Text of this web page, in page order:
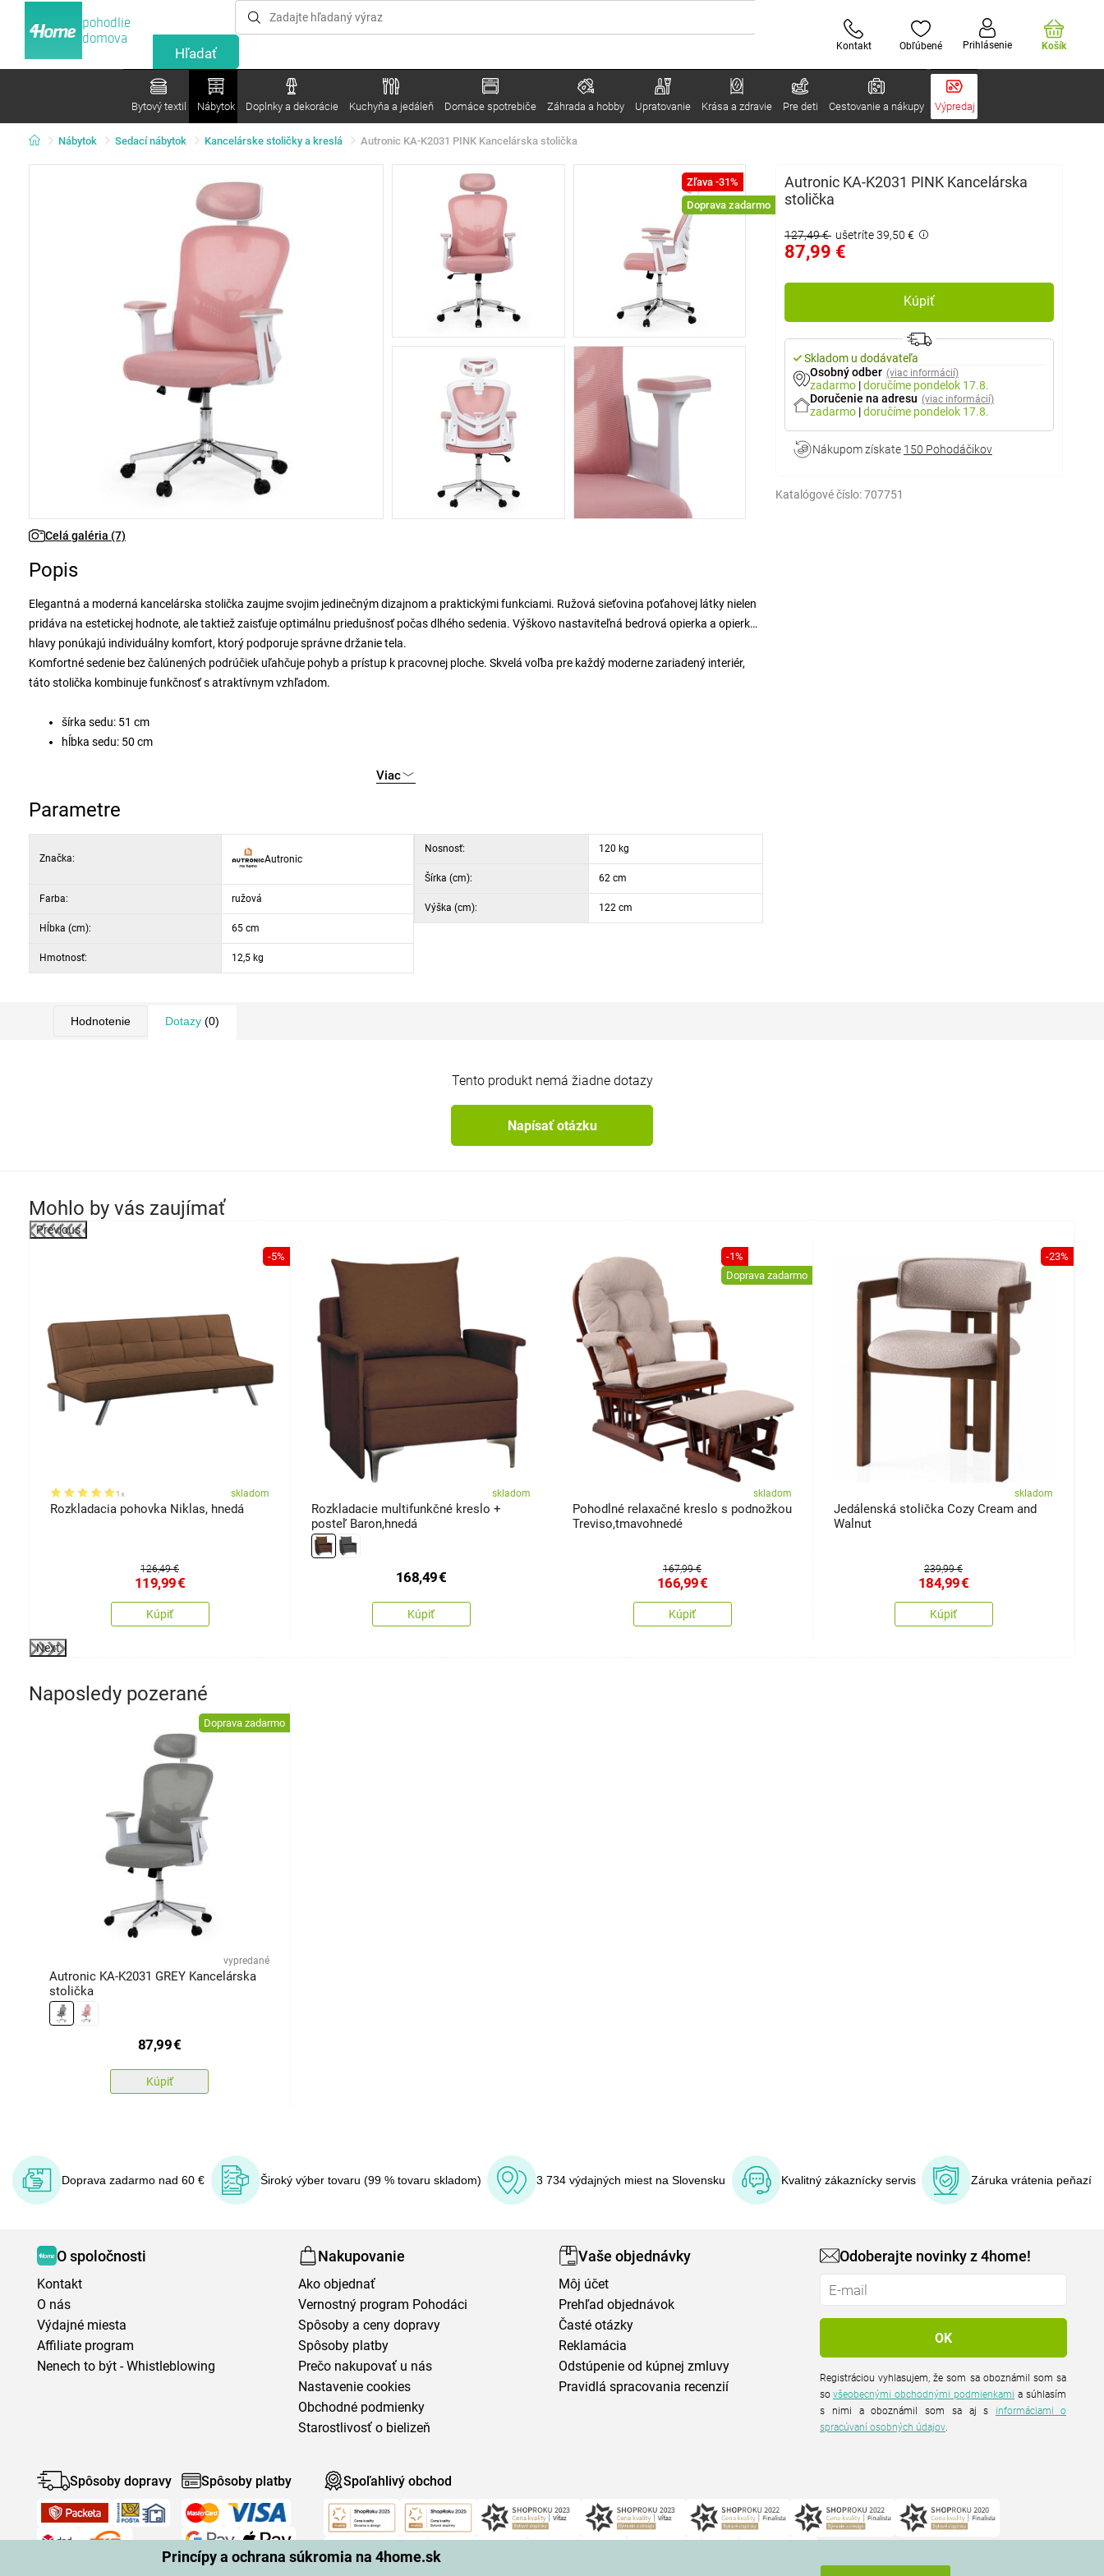
Princípy a ochrana súkromia na 4home.sk
pohodlie
domova
Kontakt Obľúbené Prihlásenie Košík
Bytový textil Nábytok Doplnky a dekorácie Kuchyňa a jedáleň Domáce spotrebiče Záhrada a hobby Upratovanie Krása a zdravie Pre deti Cestovanie a nákupy Výpredaj
Nábytok Sedací nábytok Kancelárske stoličky a kreslá Autronic KA-K2031 PINK Kancelárska stolička
Zľava -31%
Doprava zadarmo
Celá galéria (7)
Autronic KA-K2031 PINK Kancelárska
stolička
127,49 € ušetríte 39,50 €
87,99 €
Kúpiť
Skladom u dodávateľa
Osobný odber (viac informácií)
zadarmo |doručíme pondelok 17.8.
Doručenie na adresu (viac informácií)
zadarmo |doručíme pondelok 17.8.
Nákupom získate 150 Pohodáčikov
Katalógové číslo:707751
Popis
Elegantná a moderná kancelárska stolička zaujme svojim jedinečným dizajnom a praktickými funkciami. Ružová sieťovina poťahovej látky nielen
pridáva na estetickej hodnote, ale taktiež zaisťuje optimálnu priedušnosť počas dlhého sedenia. Výškovo nastaviteľná bedrová opierka a opierka
hlavy ponúkajú individuálny komfort, ktorý podporuje správne držanie tela.
Komfortné sedenie bez čalúnených podrúčiek uľahčuje pohyb a prístup k pracovnej ploche. Skvelá voľba pre každý moderne zariadený interiér,
táto stolička kombinuje funkčnosť s atraktívnym vzhľadom.
šírka sedu: 51 cm
hĺbka sedu: 50 cm
výška podrúčiek: 68 cm
materiál: sieťovina + plast + kov
Viac
Parametre
Značka: Autronic
Farba: ružová
Hĺbka (cm): 65 cm
Hmotnosť: 12,5 kg
Nosnosť: 120 kg
Šírka (cm): 62 cm
Výška (cm): 122 cm
Hodnotenie Dotazy (0)
Tento produkt nemá žiadne dotazy
Napísať otázku
Mohlo by vás zaujímať
Previous
-5%
1x skladom
Rozkladacia pohovka Niklas, hnedá
126,49 €
119,99€
Kúpiť
skladom
Rozkladacie multifunkčné kreslo +
posteľ Baron,hnedá
168,49€
Kúpiť
-1%
Doprava zadarmo
skladom
Pohodlné relaxačné kreslo s podnožkou
Treviso,tmavohnedé
167,99 €
166,99€
Kúpiť
-23%
skladom
Jedálenská stolička Cozy Cream and
Walnut
239,99 €
184,99€
Kúpiť
Next
Naposledy pozerané
Doprava zadarmo
vypredané
Autronic KA-K2031 GREY Kancelárska
stolička
87,99€
Kúpiť
Doprava zadarmo nad 60 € Široký výber tovaru (99 % tovaru skladom) 3 734 výdajných miest na Slovensku Kvalitný zákaznícky servis Záruka vrátenia peňazí
O spoločnosti
Kontakt
O nás
Výdajné miesta
Affiliate program
Nenech to být - Whistleblowing
Nakupovanie
Ako objednať
Vernostný program Pohodáci
Spôsoby a ceny dopravy
Spôsoby platby
Prečo nakupovať u nás
Nastavenie cookies
Obchodné podmienky
Starostlivosť o bielizeň
Vaše objednávky
Môj účet
Prehľad objednávok
Časté otázky
Reklamácia
Odstúpenie od kúpnej zmluvy
Pravidlá spracovania recenzií
Odoberajte novinky z 4home!
Registráciou vyhlasujem, že som sa oboznámil som sa
sovšeobecnými obchodnými podmienkami a súhlasím
s nimi a oboznámil som sa aj s informáciami o
spracúvaní osobných údajov.
Spôsoby dopravy Spôsoby platby Spoľahlivý obchod